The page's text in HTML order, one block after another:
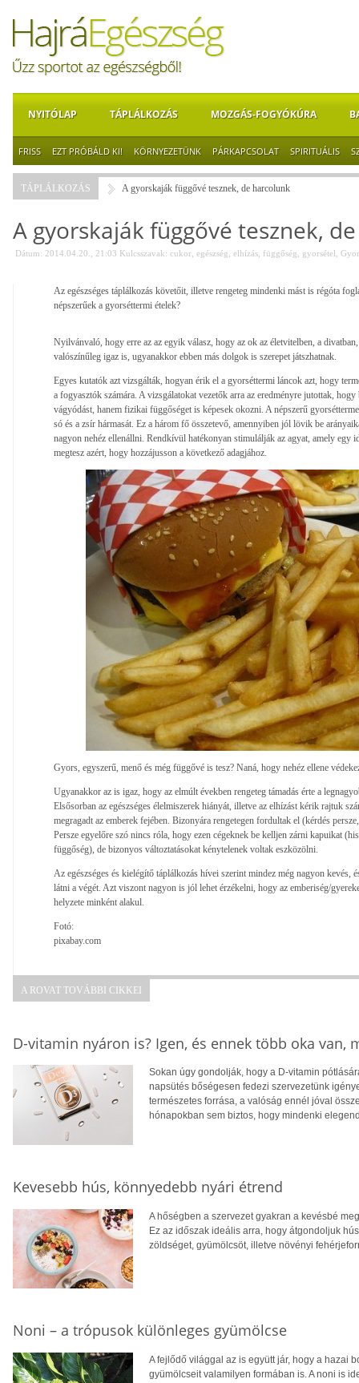
NYITÓLAP TÁPLÁLKOZÁS MOZGÁS-FOGYÓKÚRA
FRISS EZT PRÓBÁLD KI! KÖRNYEZETÜNK PÁRKAPCSOLAT SPIRITUÁLIS
TÁPLÁLKOZÁS A gyorskaják függővé tesznek, de harcolunk
A gyorskaják függővé tesznek,
Dátum: 2014.04.20., 21:03 Kulcsszavak: cukor egészség elhízás függőség gyorsétel
Az egészséges táplálkozás követőit, illetve rengeteg mindenki mást is régóta
népszerűek a gyorséttermi ételek?
Nyilvánvaló, hogy erre az az egyik válasz, hogy az ok az életvitelben, a
valószínűleg igaz is, ugyanakkor ebben más dolgok is szerepet játszhatnak.
Egyes kutatók azt vizsgálták, hogyan érik el a gyorséttermi láncok azt, hogy
a fogyasztók számára. A vizsgálatokat vezetők arra az eredményre jutottak,
vágyódást, hanem fizikai függőséget is képesek okozni. A népszerű
só és a zsír hármasát. Ez a három fő összetevő, amennyiben jól lövik be
nagyon nehéz ellenállni. Rendkívül hatékonyan stimulálják az agyat, amely egy
megtesz azért, hogy hozzájusson a következő adagjához.
Gyors, egyszerű, menő és még függővé is tesz? Naná, hogy nehéz ellene
Ugyanakkor az is igaz, hogy az elmúlt években rengeteg támadás érte a
Elsősorban az egészséges élelmiszerek hiányát, illetve az elhízást kérik rajtuk
megragadt az emberek fejében. Bizonyára rengetegen fordultak el (kérdés
Persze egyelőre szó nincs róla, hogy ezen cégeknek be kelljen zárni kapuikat
függőség), de bizonyos változtatásokat kénytelenek voltak eszközölni.
Az egészséges és kielégítő táplálkozás hívei szerint mindez még nagyon kevés,
látni a végét. Azt viszont nagyon is jól lehet érzékelni, hogy az emberiség/
helyzete minként alakul.
Fotó:
pixabay.com
A ROVAT TOVÁBBI CIKKEI
D-vitamin nyáron is? Igen, és ennek több oka van,
Sokan úgy gondolják, hogy a D-vitamin
napsütés bőségesen fedezi szervezetünk
természetes forrása, a valóság ennél jóval
hónapokban sem biztos, hogy mindenki
Kevesebb hús, könnyedebb nyári étrend
A hőségben a szervezet gyakran a kevésbé
Ez az időszak ideális arra, hogy átgondoljuk
zöldséget, gyümölcsöt, illetve növényi
Noni – a trópusok különleges gyümölcse
A fejlődő világgal az is együtt jár, hogy a hazai
gyümölcseit valamilyen formában is. A noni is